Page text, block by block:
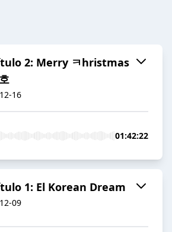
2: Merry ㅋhristmas
16
01:42:22
1: El Korean Dream
09